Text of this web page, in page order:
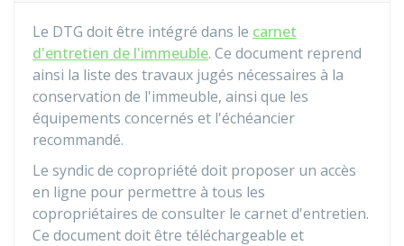
Le DTG doit être intégré dans le carnet
d'entretien de l'immeuble. Ce document reprend
ainsi la liste des travaux jugés nécessaires à la
conservation de l'immeuble, ainsi que les
équipements concernés et l'échéancier
recommandé.
Le syndic de copropriété doit proposer un accès
en ligne pour permettre à tous les
copropriétaires de consulter le carnet d'entretien.
Ce document doit être téléchargeable et